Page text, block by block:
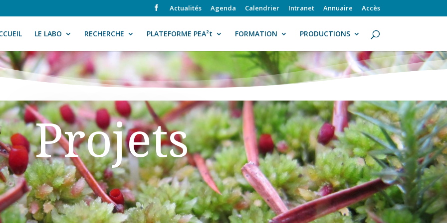
Actualités Agenda Calendrier Intranet Annuaire Accès
LE LABO RECHERCHE PLATEFORME PEA²t FORMATION PRODUCTIONS
Projets